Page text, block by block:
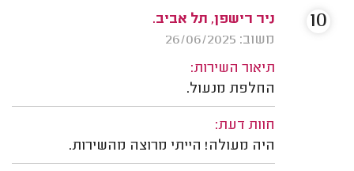
ניר רישפן, תל אביב.
משוב: 26/06/2025
תיאור השירות:
החלפת מנעול.
חוות דעת:
היה מעולה! הייתי מרוצה מהשירות.
10